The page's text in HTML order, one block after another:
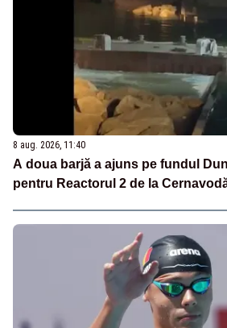
8 aug. 2026, 11:40
A doua barjă a ajuns pe fundul
pentru Reactorul 2 de la